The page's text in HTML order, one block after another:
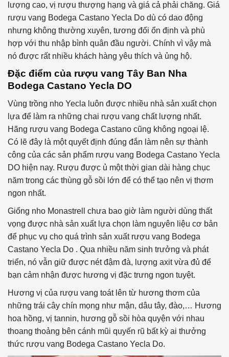
lượng cao, vị rượu thượng hạng và giá cả phải chăng. Giá
rượu vang Bodega Castano Yecla Do dù có dao động
nhưng không thường xuyên, tương đối ổn định và phù
hợp với thu nhập bình quân đầu người. Chính vì vậy mà
nó được rất nhiều khách hàng yêu thích và ủng hộ.
Đặc điểm của rượu vang Tây Ban Nha
Bodega Castano Yecla DO
Vùng trồng nho Yecla luôn được nhiều nhà sản xuất chọn
lựa để làm ra những chai rượu vang chất lượng nhất.
Hãng rượu vang Bodega Castano cũng không ngoại lệ.
Có lẽ đây là một quyết định đúng đắn làm nên sự thành
công của các sản phẩm rượu vang Bodega Castano Yecla
DO hiện nay. Rượu được ủ một thời gian dài hàng chục
năm trong các thùng gỗ sồi lớn để có thể tạo nên vị thơm
ngon nhất.
Giống nho Monastrell chưa bao giờ làm người dùng thất
vọng được nhà sản xuất lựa chọn làm nguyên liệu cơ bản
để phục vụ cho quá trình sản xuất rượu vang Bodega
Castano Yecla Do . Qua nhiều năm sinh trưởng và phát
triển, nó vẫn giữ được nét đậm đà, lượng axit vừa đủ để
bạn cảm nhận được hương vị đặc trưng ngon tuyệt.
Hương vị của rượu vang toát lên từ hương thơm của
những trái cây chín mọng như mận, dâu tây, đào,… Hương
hoa hồng, vị tannin, hương gỗ sồi hòa quyện với nhau
thoang thoảng bên cánh mũi quyến rũ bất kỳ ai thưởng
thức rượu vang Bodega Castano Yecla Do.